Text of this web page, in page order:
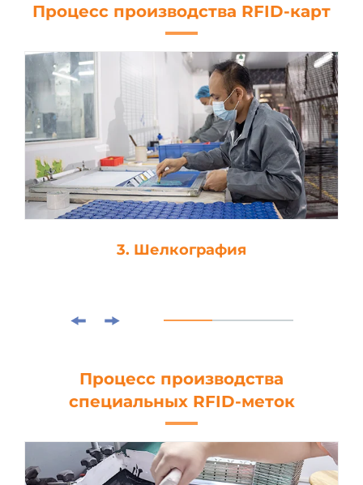
Процесс производства RFID-карт
3. Шелкография
Процесс производства
специальных RFID-меток